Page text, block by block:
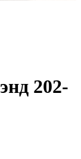
202-